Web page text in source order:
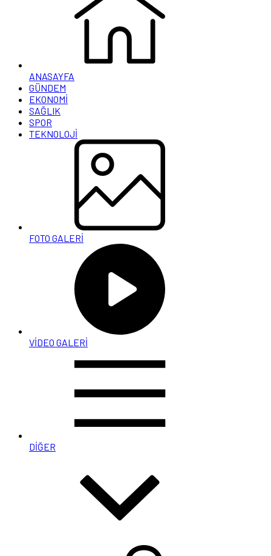
ANASAYFA
GÜNDEM
EKONOMİ
SAĞLIK
SPOR
TEKNOLOJİ
FOTO GALERİ
VİDEO GALERİ
DİĞER